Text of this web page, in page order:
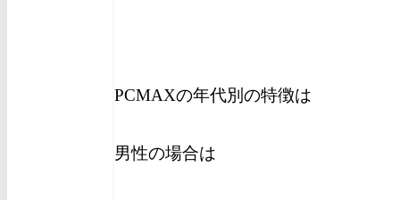
PCMAXの年代別の特徴は
男性の場合は